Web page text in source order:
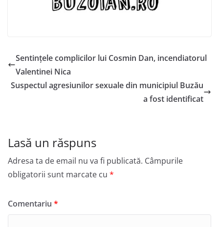
Sentințele complicilor lui Cosmin Dan, incendiatorul
Valentinei Nica
Suspectul agresiunilor sexuale din municipiul Buzău
a fost identificat
Lasă un răspuns
Adresa ta de email nu va fi publicată. Câmpurile
obligatorii sunt marcate cu *
Comentariu *